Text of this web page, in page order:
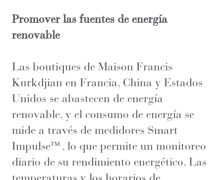
Promover las fuentes de energía
renovable
Las boutiques de Maison Francis
Kurkdjian en Francia, China y Estados
Unidos se abastecen de energía
renovable, y el consumo de energía se
mide a través de medidores Smart
Impulse™, lo que permite un monitoreo
diario de su rendimiento energético. Las